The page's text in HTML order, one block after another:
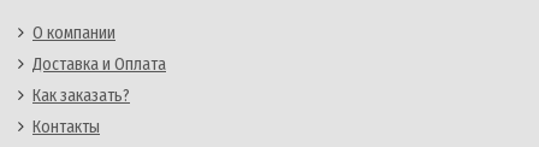
О компании
Доставка и Оплата
Как заказать?
Контакты